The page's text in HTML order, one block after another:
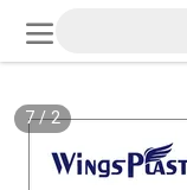
2
/
7